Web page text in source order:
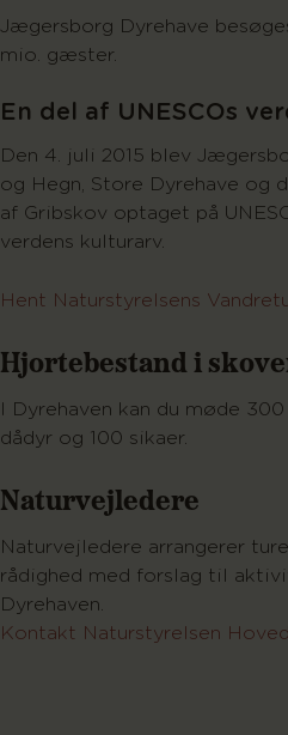
Jægersborg Dyrehave
mio. gæster.
En del af UNESCOs
Den 4. juli 2015 blev
og Hegn, Store Dyrehave og
af Gribskov optaget på
verdens kulturarv.
Hent Naturstyrelsens
Hjortebestand i
I Dyrehaven kan du møde
dådyr og 100 sikaer.
Naturvejledere
Naturvejledere arrangerer
rådighed med forslag til
Dyrehaven.
Kontakt Naturstyrelsen